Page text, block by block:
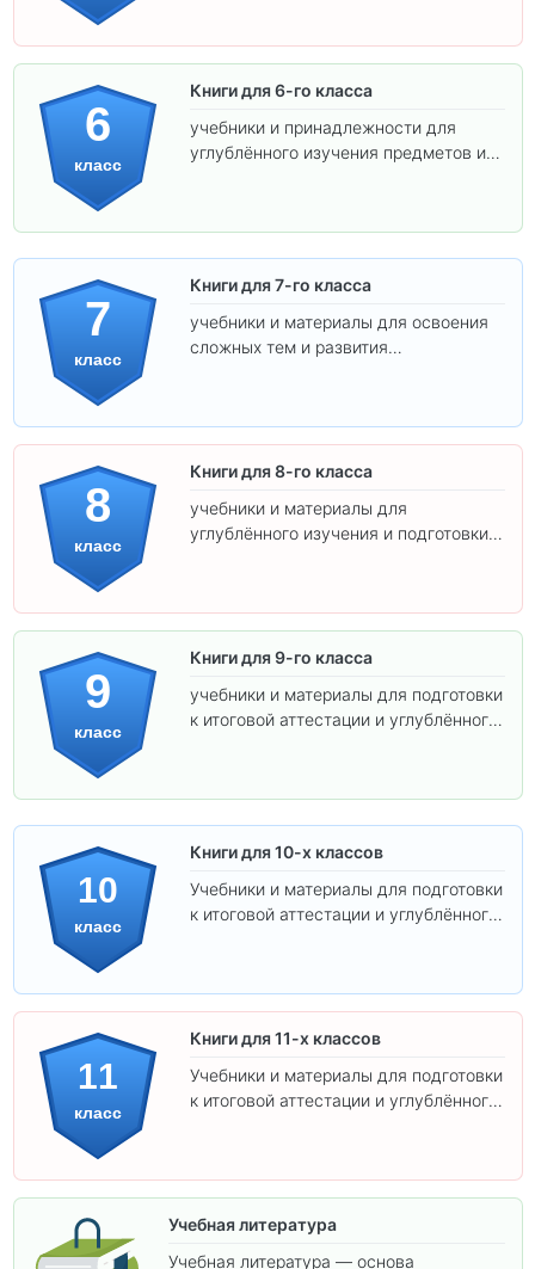
6
класс
Книги для 6-го класса
учебники и принадлежности для
углублённого изучения предметов и
7
класс
Книги для 7-го класса
учебники и материалы для освоения
сложных тем и развития
8
класс
Книги для 8-го класса
учебники и материалы для
углублённого изучения и подготовки к
9
класс
Книги для 9-го класса
учебники и материалы для подготовки
к итоговой аттестации и углублённого
10
класс
Книги для 10-х классов
Учебники и материалы для подготовки
к итоговой аттестации и углублённого
11
класс
Книги для 11-х классов
Учебники и материалы для подготовки
к итоговой аттестации и углублённого
Учебная литература
Учебная литература — основа